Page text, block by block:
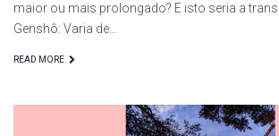
maior ou mais prolongado? E isto seria a
Genshô: Varia de…
READ MORE